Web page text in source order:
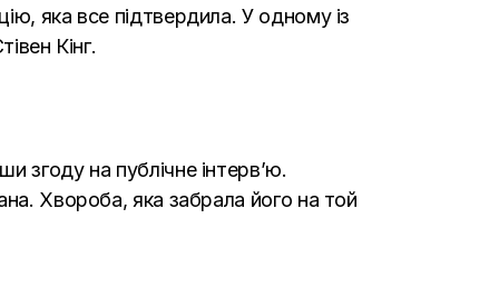
яка все підтвердила. У одному із
Кінг.
згоду на публічне інтерв’ю.
Хвороба, яка забрала його на той